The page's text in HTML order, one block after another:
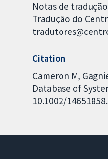
Notas de tradução
Tradução do
Citation
Cameron M,
Database of
10.1002/